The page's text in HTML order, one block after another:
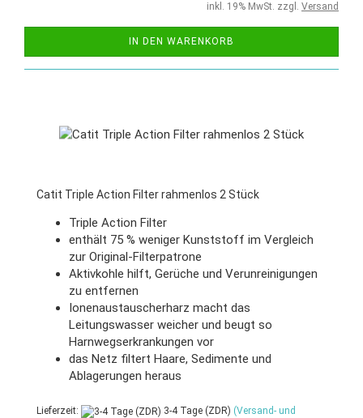
inkl. 19% MwSt. zzgl. Versand
IN DEN WARENKORB
Catit Triple Action Filter rahmenlos 2 Stück
Triple Action Filter
enthält 75 % weniger Kunststoff im Vergleich
zur Original-Filterpatrone
Aktivkohle hilft, Gerüche und Verunreinigungen
zu entfernen
Ionenaustauscherharz macht das
Leitungswasser weicher und beugt so
Harnwegserkrankungen vor
das Netz filtert Haare, Sedimente und
Ablagerungen heraus
Lieferzeit: 3-4 Tage (ZDR) (Versand- und